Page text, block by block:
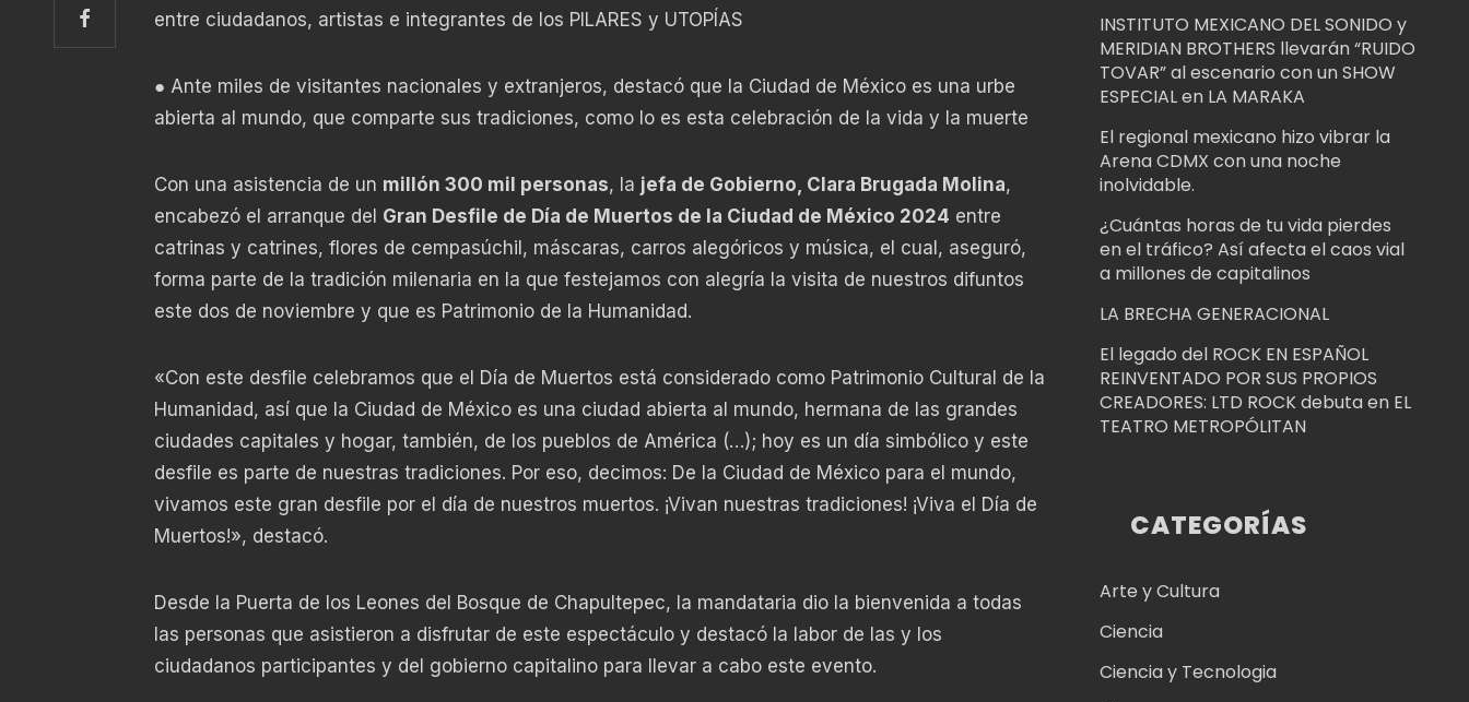
entre ciudadanos, artistas e integrantes de los PILARES y UTOPÍAS
● Ante miles de visitantes nacionales y extranjeros, destacó que la Ciudad de México es una urbe
abierta al mundo, que comparte sus tradiciones, como lo es esta celebración de la vida y la muerte
Con una asistencia de un millón 300 mil personas, la jefa de Gobierno, Clara Brugada Molina,
encabezó el arranque del Gran Desfile de Día de Muertos de la Ciudad de México 2024 entre
catrinas y catrines, flores de cempasúchil, máscaras, carros alegóricos y música, el cual, aseguró,
forma parte de la tradición milenaria en la que festejamos con alegría la visita de nuestros difuntos
este dos de noviembre y que es Patrimonio de la Humanidad.
«Con este desfile celebramos que el Día de Muertos está considerado como Patrimonio Cultural de la
Humanidad, así que la Ciudad de México es una ciudad abierta al mundo, hermana de las grandes
ciudades capitales y hogar, también, de los pueblos de América (…); hoy es un día simbólico y este
desfile es parte de nuestras tradiciones. Por eso, decimos: De la Ciudad de México para el mundo,
vivamos este gran desfile por el día de nuestros muertos. ¡Vivan nuestras tradiciones! ¡Viva el Día de
Muertos!», destacó.
Desde la Puerta de los Leones del Bosque de Chapultepec, la mandataria dio la bienvenida a todas
las personas que asistieron a disfrutar de este espectáculo y destacó la labor de las y los
ciudadanos participantes y del gobierno capitalino para llevar a cabo este evento.
INSTITUTO MEXICANO DEL SONIDO y
MERIDIAN BROTHERS llevarán “RUIDO
TOVAR” al escenario con un SHOW
ESPECIAL en LA MARAKA
El regional mexicano hizo vibrar la
Arena CDMX con una noche
inolvidable.
¿Cuántas horas de tu vida pierdes
en el tráfico? Así afecta el caos vial
a millones de capitalinos
LA BRECHA GENERACIONAL
El legado del ROCK EN ESPAÑOL
REINVENTADO POR SUS PROPIOS
CREADORES: LTD ROCK debuta en EL
TEATRO METROPÓLITAN
CATEGORÍAS
Arte y Cultura
Ciencia
Ciencia y Tecnologia